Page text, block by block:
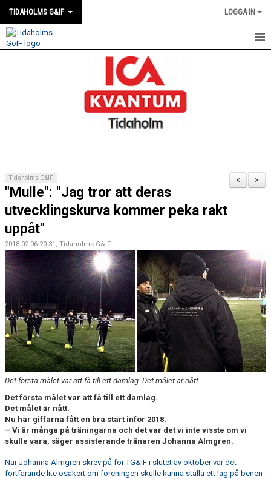
TIDAHOLMS G&IF LOGGA IN
FÖRENINGEN
GAMLA GIFFS TORSDAGSTRÄFFAR
MATCHER
CUPER ARBETSBESKRIVNING
PLANSCHEMA
>
<
Tidaholms G&IF
"Mulle": "Jag tror att deras
utvecklingskurva kommer peka rakt
uppåt"
2018-02-06 20:31, Tidaholms G&IF
Det första målet var att få till ett damlag. Det målet är nått.
Det första målet var att få till ett damlag.
Det målet är nått.
Nu har giffarna fått en bra start inför 2018.
– Vi är många på träningarna och det var det vi inte visste om vi
skulle vara, säger assisterande tränaren Johanna Almgren.
När Johanna Almgren skrev på för TG&IF i slutet av oktober var det
fortfarande lite osäkert om föreningen skulle kunna ställa ett lag på benen